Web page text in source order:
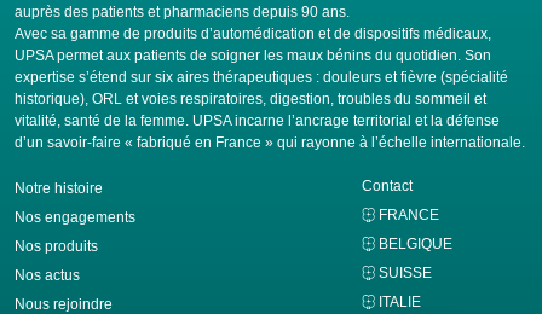
auprès des patients et pharmaciens depuis 90 ans.
Avec sa gamme de produits d’automédication et de dispositifs médicaux,
UPSA permet aux patients de soigner les maux bénins du quotidien. Son
expertise s’étend sur six aires thérapeutiques : douleurs et fièvre (spécialité
historique), ORL et voies respiratoires, digestion, troubles du sommeil et
vitalité, santé de la femme. UPSA incarne l’ancrage territorial et la défense
d’un savoir-faire « fabriqué en France » qui rayonne à l’échelle internationale.
Notre histoire
Nos engagements
Nos produits
Nos actus
Nous rejoindre
Contact
FRANCE
BELGIQUE
SUISSE
ITALIE